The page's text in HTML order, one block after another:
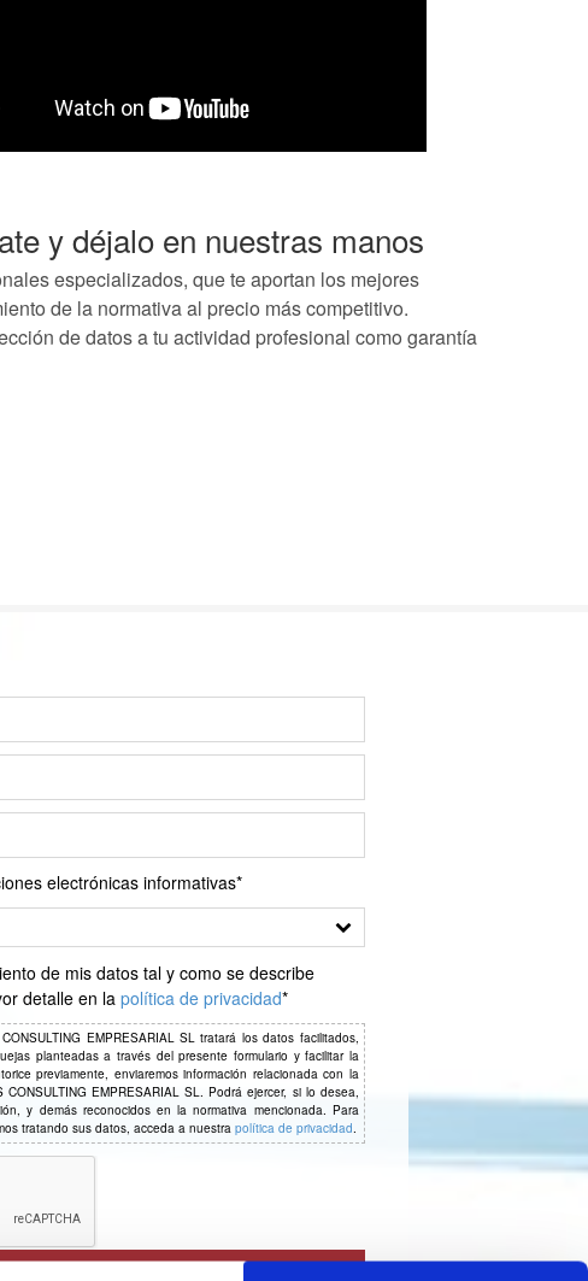
y déjalo en nuestras manos
especializados, que te aportan los mejores
de la normativa al precio más competitivo.
de datosa tu actividad profesional como garantía
electrónicas informativas*
de mis datos tal y como se describe
detalle en lapolítica de privacidad*
EMPRESARIAL SL tratará los datos facilitados,
planteadas a través del presente formulario y facilitar la
previamente, enviaremos información relacionada con la
EMPRESARIAL SL. Podrá ejercer, si lo desea,
y demás reconocidos en la normativa mencionada. Para
tratando sus datos, acceda a nuestrapolítica de privacidad.